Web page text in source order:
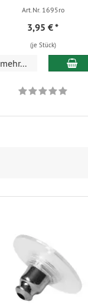
Art.Nr. 1695ro
3,95 €*
(je Stück)
mehr... In